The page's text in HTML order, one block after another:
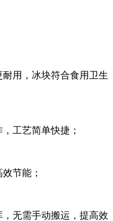
用，冰块符合食用卫生
工艺简单快捷；
节能；
无需手动搬运，提高效